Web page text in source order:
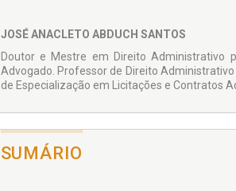
JOSÉ ANACLETO ABDUCH SANTOS
Doutor e Mestre em Direito Administrativo
Advogado. Professor de Direito
de Especialização em Licitações e Contratos
SUMÁRIO